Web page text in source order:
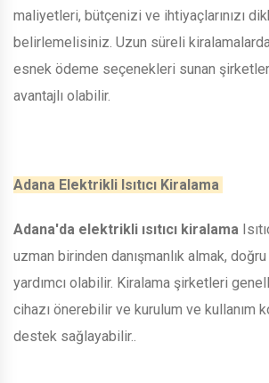
maliyetleri, bütçenizi ve ihtiyaçlarınızı
belirlemelisiniz. Uzun süreli
esnek ödeme seçenekleri sunan
avantajlı olabilir.
Adana Elektrikli Isıtıcı Kiralama
Adana'da elektrikli ısıtıcı kiralama
uzman birinden danışmanlık almak,
yardımcı olabilir. Kiralama şirketleri
cihazı önerebilir ve kurulum ve kullanım
destek sağlayabilir..